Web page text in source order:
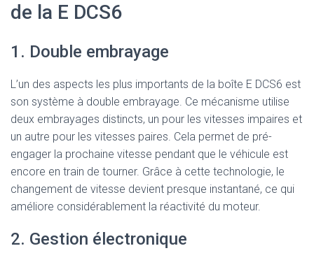
de la E DCS6
1. Double embrayage
L’un des aspects les plus importants de la boîte E DCS6 est
son système à double embrayage. Ce mécanisme utilise
deux embrayages distincts, un pour les vitesses impaires et
un autre pour les vitesses paires. Cela permet de pré-
engager la prochaine vitesse pendant que le véhicule est
encore en train de tourner. Grâce à cette technologie, le
changement de vitesse devient presque instantané, ce qui
améliore considérablement la réactivité du moteur.
2. Gestion électronique